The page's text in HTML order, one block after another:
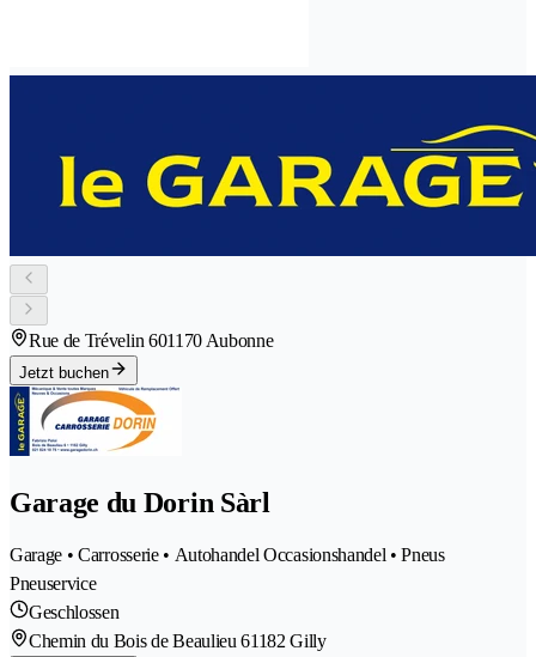
Rue de Trévelin 601170 Aubonne
Jetzt buchen
Garage du Dorin Sàrl
Garage • Carrosserie • Autohandel Occasionshandel • Pneus
Pneuservice
Geschlossen
Chemin du Bois de Beaulieu 61182 Gilly